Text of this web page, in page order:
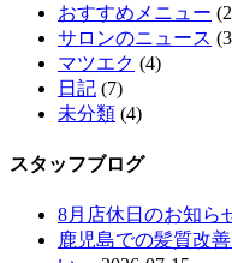
おすすめメニュー
サロンのニュース
マツエク (4)
日記 (7)
未分類 (4)
スタッフブログ
8月店休日のお知ら
鹿児島での髪質改